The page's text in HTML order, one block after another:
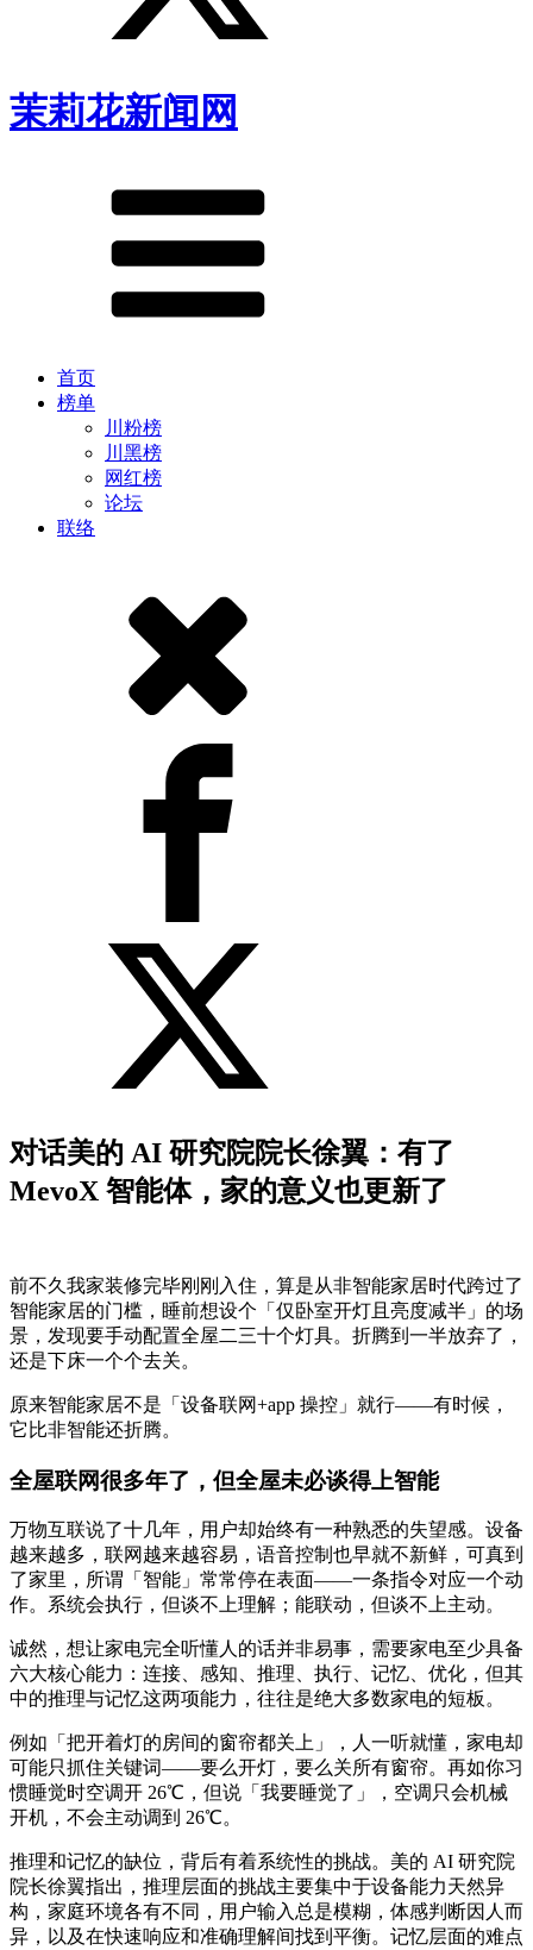
茉莉花新闻网
首页
榜单
川粉榜
川黑榜
网红榜
论坛
联络
对话美的 AI 研究院院长徐翼：有了
MevoX 智能体，家的意义也更新了
前不久我家装修完毕刚刚入住，算是从非智能家居时代跨过了
智能家居的门槛，睡前想设个「仅卧室开灯且亮度减半」的场
景，发现要手动配置全屋二三十个灯具。折腾到一半放弃了，
还是下床一个个去关。
原来智能家居不是「设备联网+app 操控」就行——有时候，
它比非智能还折腾。
全屋联网很多年了，但全屋未必谈得上智能
万物互联说了十几年，用户却始终有一种熟悉的失望感。设备
越来越多，联网越来越容易，语音控制也早就不新鲜，可真到
了家里，所谓「智能」常常停在表面——一条指令对应一个动
作。系统会执行，但谈不上理解；能联动，但谈不上主动。
诚然，想让家电完全听懂人的话并非易事，需要家电至少具备
六大核心能力：连接、感知、推理、执行、记忆、优化，但其
中的推理与记忆这两项能力，往往是绝大多数家电的短板。
例如「把开着灯的房间的窗帘都关上」，人一听就懂，家电却
可能只抓住关键词——要么开灯，要么关所有窗帘。再如你习
惯睡觉时空调开 26℃，但说「我要睡觉了」，空调只会机械
开机，不会主动调到 26℃。
推理和记忆的缺位，背后有着系统性的挑战。美的 AI 研究院
院长徐翼指出，推理层面的挑战主要集中于设备能力天然异
构，家庭环境各有不同，用户输入总是模糊，体感判断因人而
异，以及在快速响应和准确理解间找到平衡。记忆层面的难点